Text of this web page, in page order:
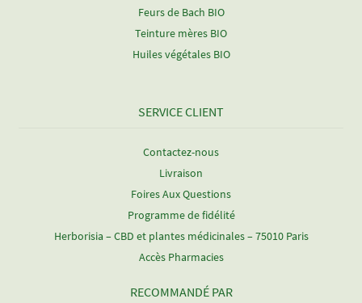
Feurs de Bach BIO
Teinture mères BIO
Huiles végétales BIO
SERVICE CLIENT
Contactez-nous
Livraison
Foires Aux Questions
Programme de fidélité
Herborisia – CBD et plantes médicinales – 75010 Paris
Accès Pharmacies
RECOMMANDÉ PAR